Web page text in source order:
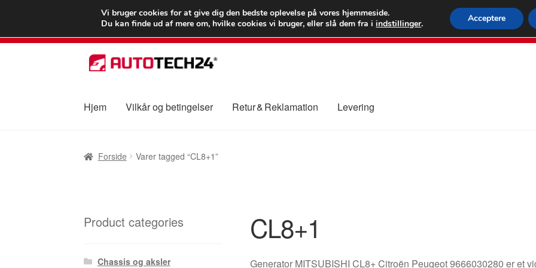
LEVERING fra 55 kr.
FEDEX
80 82
Spring
til
Spring
til
Hjem Vilkår og betingelser Retur & Reklamation Levering
Forside Varer tagged “CL8+1”
CL8+1
Generator MITSUBISHI CL8+ Citroën Peugeot 9666030280 er et
Product categories
Chassis og aksler
Vi bruger cookies for at give dig den bedste oplevelse på vores hjemmeside.
Du kan finde ud af mere om, hvilke cookies vi bruger, eller slå dem fra iindstillinger. Acceptere